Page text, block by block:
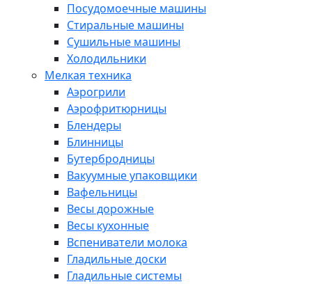
Посудомоечные машины
Стиральные машины
Сушильные машины
Холодильники
Мелкая техника
Аэрогрили
Аэрофритюрницы
Блендеры
Блинницы
Бутербродницы
Вакуумные упаковщики
Вафельницы
Весы дорожные
Весы кухонные
Вспениватели молока
Гладильные доски
Гладильные системы